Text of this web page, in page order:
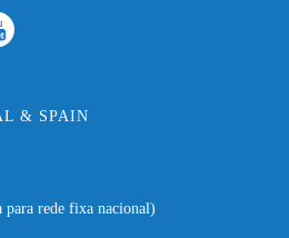
& SPAIN
para rede fixa nacional)